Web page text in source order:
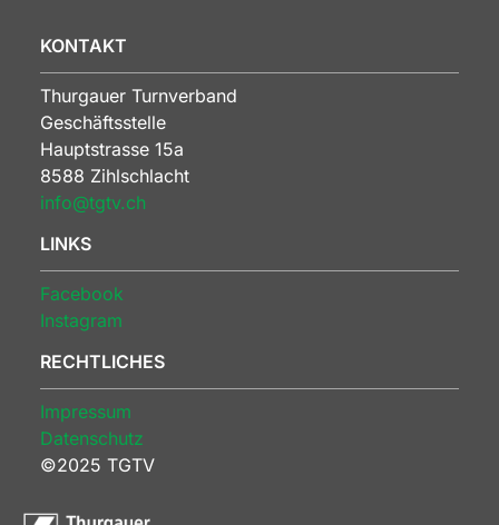
KONTAKT
Thurgauer Turnverband
Geschäftsstelle
Hauptstrasse 15a
8588 Zihlschlacht
info@tgtv.ch
LINKS
Facebook
Instagram
RECHTLICHES
Impressum
Datenschutz
©2025 TGTV